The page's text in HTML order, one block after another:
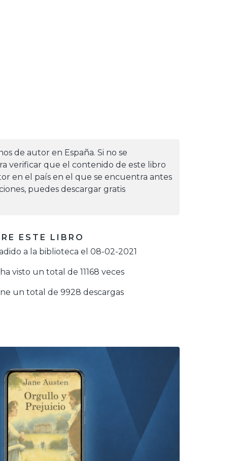
de autor en España. Si no se
verificar que el contenido de este libro
en el país en el que se encuentra antes
puedes descargar gratis
ESTE LIBRO
a la biblioteca el 08-02-2021
visto un total de 11168 veces
un total de 9928 descargas